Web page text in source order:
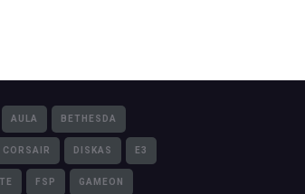
AULA BETHESDA
CORSAIR DISKAS E3
FSP GAMEON